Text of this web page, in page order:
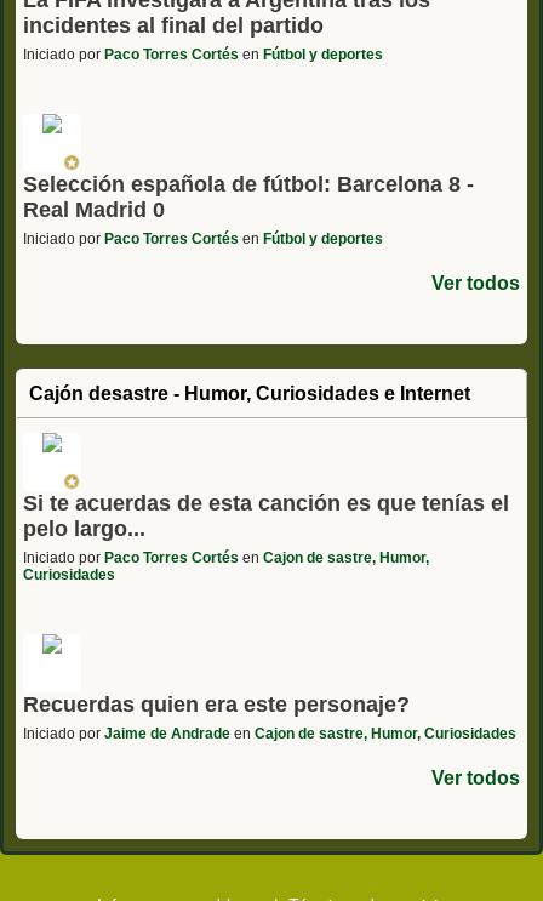
incidentes al final del partido
Iniciado por Paco Torres Cortés en Fútbol y deportes
Selección española de fútbol: Barcelona 8 -
Real Madrid 0
Iniciado por Paco Torres Cortés en Fútbol y deportes
Ver todos
Cajón desastre - Humor, Curiosidades e Internet
Si te acuerdas de esta canción es que tenías el
pelo largo...
Iniciado por Paco Torres Cortés en Cajon de sastre, Humor,
Curiosidades
Recuerdas quien era este personaje?
Iniciado por Jaime de Andrade en Cajon de sastre, Humor, Curiosidades
Ver todos